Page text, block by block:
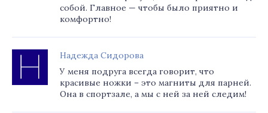
собой. Главное — чтобы было приятно и
комфортно!
Надежда Сидорова
У меня подруга всегда говорит, что
красивые ножки – это магниты для парней.
Она в спортзале, а мы с ней за ней следим!